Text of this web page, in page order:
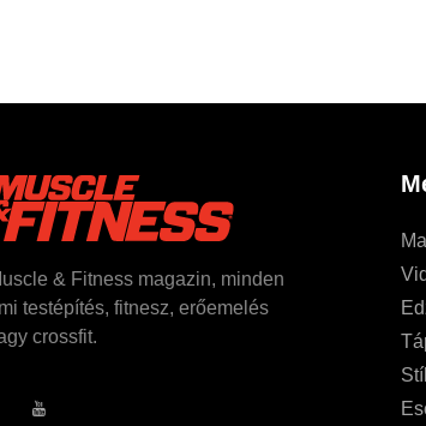
& Fitness magazin, minden
testépítés, fitnesz, erőemelés
crossfit.